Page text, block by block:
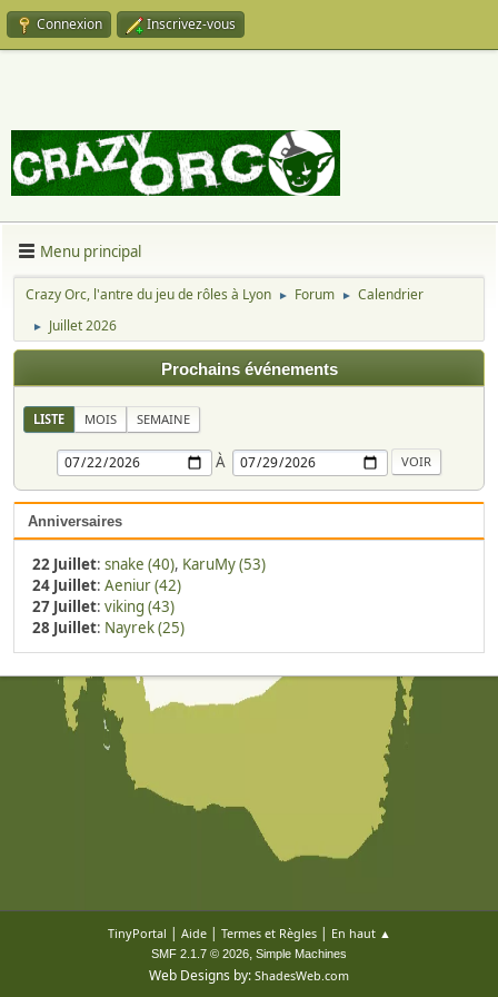
Connexion Inscrivez-vous
Menu principal
Crazy Orc, l'antre du jeu de rôles à Lyon ► Forum ► Calendrier
► Juillet 2026
Prochains événements
LISTE MOIS SEMAINE
À
Anniversaires
22 Juillet: snake (40), KaruMy (53)
24 Juillet: Aeniur (42)
27 Juillet: viking (43)
28 Juillet: Nayrek (25)
TinyPortal | Aide| Termes et Règles| En haut ▲
SMF 2.1.7 © 2026, Simple Machines
Web Designs by: ShadesWeb.com